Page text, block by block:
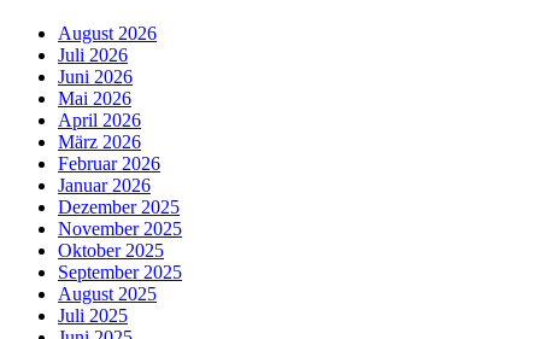
August 2026
Juli 2026
Juni 2026
Mai 2026
April 2026
März 2026
Februar 2026
Januar 2026
Dezember 2025
November 2025
Oktober 2025
September 2025
August 2025
Juli 2025